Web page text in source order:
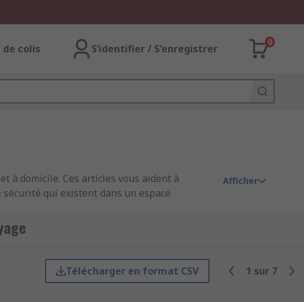
de colis S’identifier / S'enregistrer
0
à domicile. Ces articles vous aident à
qui existent dans un espace
bâtiments en général.
Afficher
Télécharger en format CSV 1 sur 7